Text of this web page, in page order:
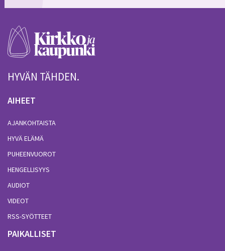
HYVÄN TÄHDEN.
AIHEET
AJANKOHTAISTA
HYVÄ ELÄMÄ
PUHEENVUOROT
HENGELLISYYS
AUDIOT
VIDEOT
RSS-SYÖTTEET
PAIKALLISET